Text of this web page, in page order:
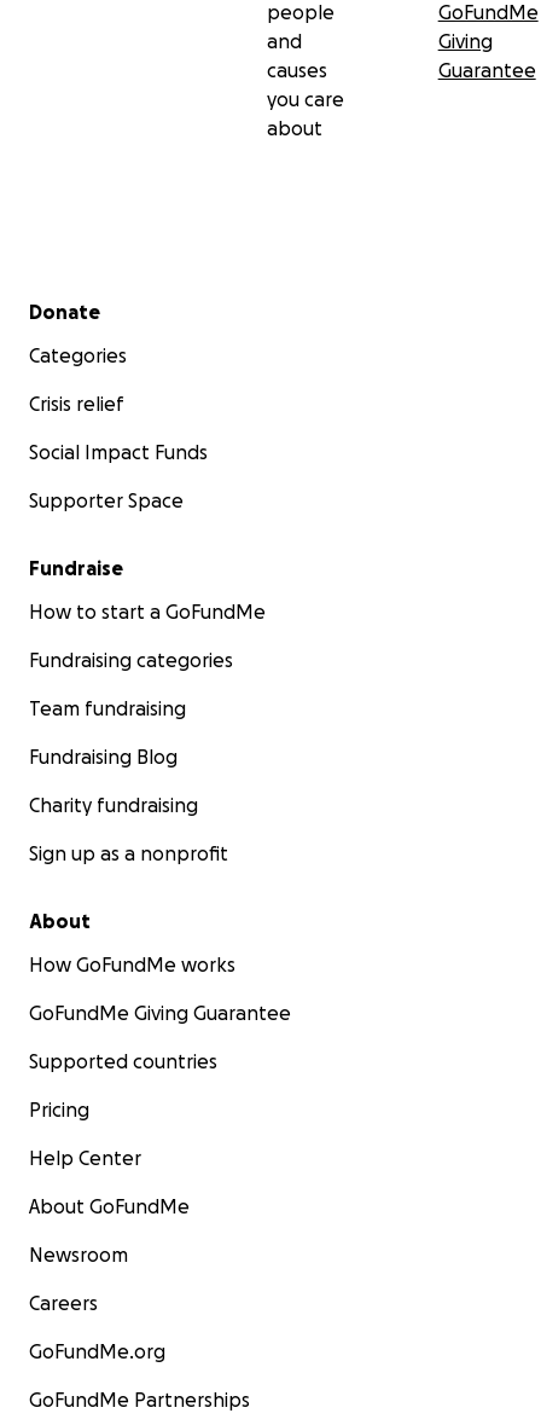
people
and
causes
you care
about
GoFundMe
Giving
Guarantee
Secondary menu
Donate
Categories
Crisis relief
Social Impact Funds
Supporter Space
Fundraise
How to start a GoFundMe
Fundraising categories
Team fundraising
Fundraising Blog
Charity fundraising
Sign up as a nonprofit
About
How GoFundMe works
GoFundMe Giving Guarantee
Supported countries
Pricing
Help Center
About GoFundMe
Newsroom
Careers
GoFundMe.org
GoFundMe Partnerships